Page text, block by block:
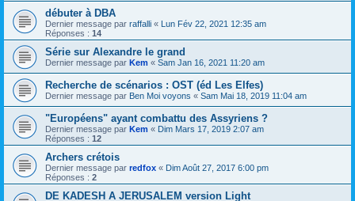
débuter à DBA
Dernier message par raffalli « Lun Fév 22, 2021 12:35 am
Réponses : 14
Série sur Alexandre le grand
Dernier message par Kem « Sam Jan 16, 2021 11:20 am
Recherche de scénarios : OST (éd Les Elfes)
Dernier message par Ben Moi voyons « Sam Mai 18, 2019 11:04 am
"Européens" ayant combattu des Assyriens ?
Dernier message par Kem « Dim Mars 17, 2019 2:07 am
Réponses : 12
Archers crétois
Dernier message par redfox « Dim Août 27, 2017 6:00 pm
Réponses : 2
DE KADESH A JERUSALEM version Light